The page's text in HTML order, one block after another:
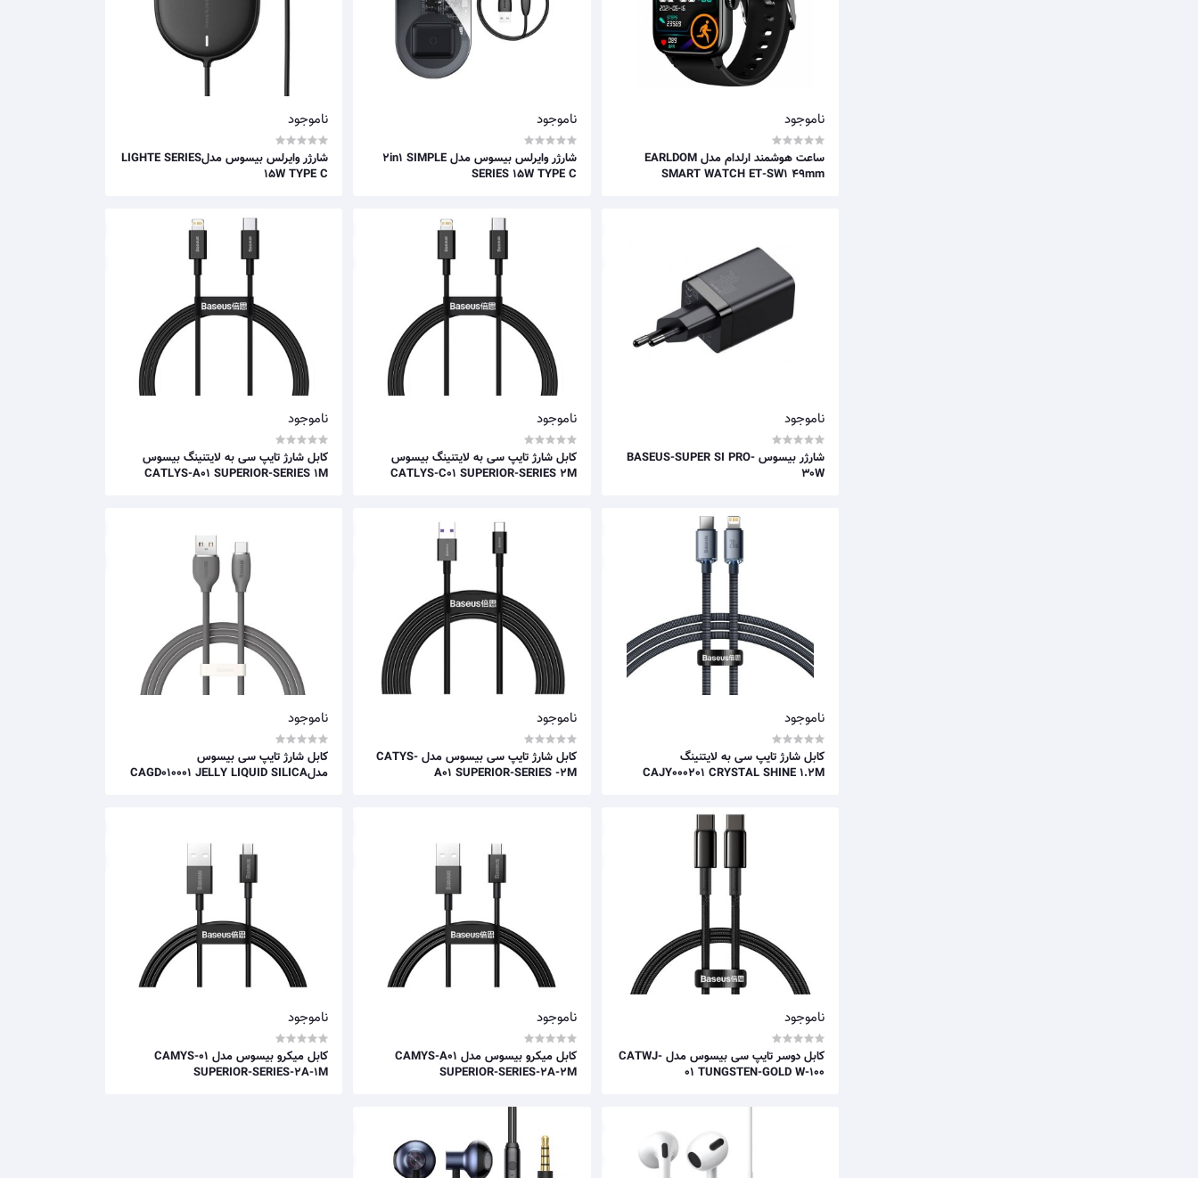
ناموجود
ساعت هوشمند ارلدام مدل EARLDOM
SMART WATCH ET-SW1 49mm
ناموجود
شارژر وایرلس بیسوس مدل 2in1 SIMPLE
SERIES 15W TYPE C
ناموجود
شارژر وایرلس بیسوس مدلLIGHTE SERIES
15W TYPE C
ناموجود
شارژر بیسوس BASEUS-SUPER SI PRO-
30W
ناموجود
کابل شارژ تایپ سی به لایتنینگ بیسوس
CATLYS-C01 SUPERIOR-SERIES 2M
ناموجود
کابل شارژ تایپ سی به لایتنینگ بیسوس
CATLYS-A01 SUPERIOR-SERIES 1M
ناموجود
کابل شارژ تایپ سی به لایتنینگ
CAJY000201 CRYSTAL SHINE ۱.2M
ناموجود
کابل شارژ تایپ سی بیسوس مدل CATYS-
A01 SUPERIOR-SERIES -2M
ناموجود
کابل شارژ تایپ سی بیسوس
مدلCAGD010001 JELLY LIQUID SILICA
ناموجود
کابل دوسر تایپ سی بیسوس مدل CATWJ-
01 TUNGSTEN-GOLD W-100
ناموجود
کابل میکرو بیسوس مدل CAMYS-A01
SUPERIOR-SERIES-2A-2M
ناموجود
کابل میکرو بیسوس مدل CAMYS-01
SUPERIOR-SERIES-2A-1M